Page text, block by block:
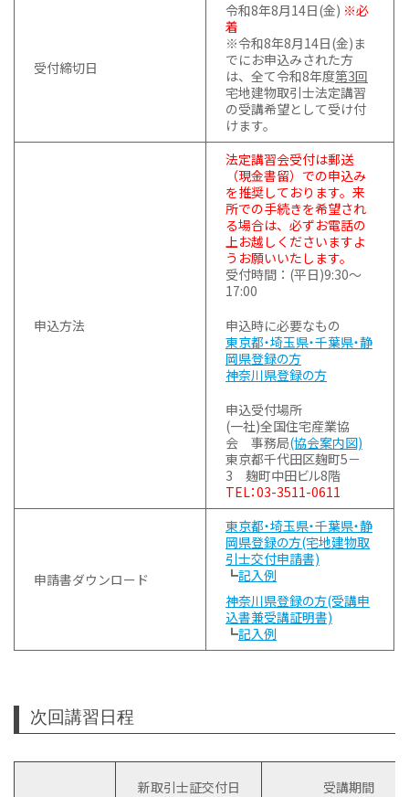
受付締切日
令和8年8月14日(金) ※必
着
※令和8年8月14日(金)ま
でにお申込みされた方
は、全て令和8年度第3回
宅地建物取引士法定講習
の受講希望として受け付
けます。
申込方法
法定講習会受付は郵送
（現金書留）での申込み
を推奨しております。来
所での手続きを希望され
る場合は、必ずお電話の
上お越しくださいますよ
うお願いいたします。
受付時間：(平日)9:30〜
17:00
申込時に必要なもの
東京都・埼玉県・千葉県・静
岡県登録の方
神奈川県登録の方
申込受付場所
(一社)全国住宅産業協
会 事務局(協会案内図)
東京都千代田区麹町5－
3 麹町中田ビル8階
TEL：03-3511-0611
申請書ダウンロード
東京都・埼玉県・千葉県・静
岡県登録の方(宅地建物取
引士交付申請書)
┗記入例
神奈川県登録の方(受講申
込書兼受講証明書)
┗記入例
次回講習日程
新取引士証交付日 受講期間